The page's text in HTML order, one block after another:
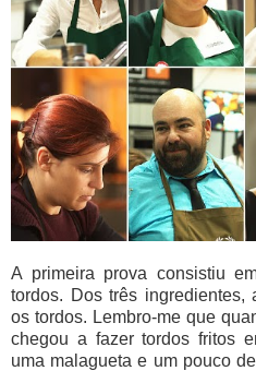
A primeira prova consistiu
tordos. Dos três ingredientes,
os tordos. Lembro-me que
chegou a fazer tordos fritos
uma malagueta e um pouco